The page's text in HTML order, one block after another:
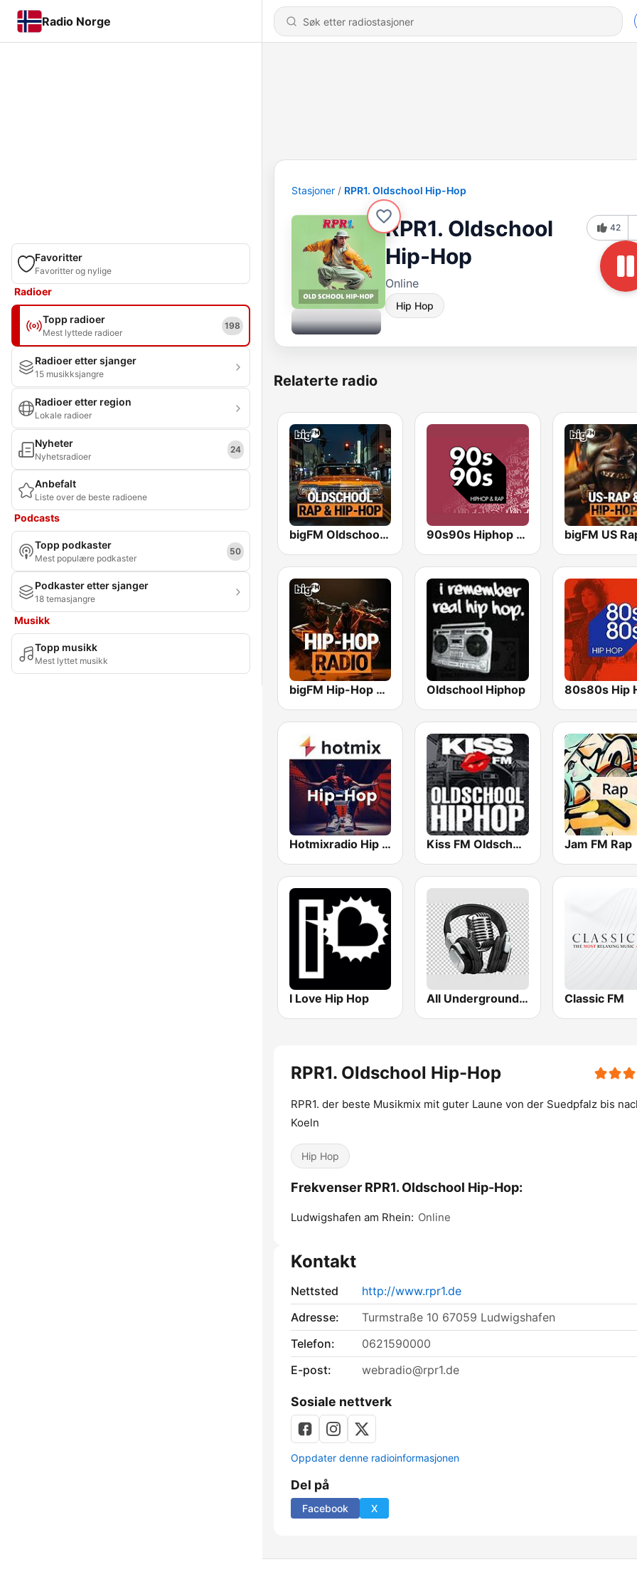
Radio Norge
Favoritter
Favoritter og nylige
Radioer
Topp radioer
Mest lyttede radioer
198
Radioer etter sjanger
15 musikksjangre
Radioer etter region
Lokale radioer
Nyheter
Nyhetsradioer
24
Anbefalt
Liste over de beste radioene
Podcasts
Topp podkaster
Mest populære podkaster
50
Podkaster etter sjanger
18 temasjangre
Musikk
Topp musikk
Mest lyttet musikk
Stasjoner RPR1. Oldschool Hip-Hop
RPR1. Oldschool
Hip-Hop
Online
Hip Hop
42
Relaterte radio
bigFM Oldschool Rap & Hip-Hop 90s90s Hiphop & Rap
bigFM Hip-Hop Radio Oldschool Hiphop 80s80s Hip
Hotmixradio Hip Hop Kiss FM Oldschool Hip Hop Jam FM Rap
I Love Hip Hop All Underground Hip Hop Radio Classic FM
RPR1. Oldschool Hip-Hop
RPR1. der beste Musikmix mit guter Laune von der Suedpfalz bis
Koeln
Hip Hop
Frekvenser RPR1. Oldschool Hip-Hop:
Ludwigshafen am Rhein: Online
Kontakt
Nettsted
http://www.rpr1.de
Adresse:
Turmstraße 10 67059 Ludwigshafen
Telefon:
0621590000
E-post:
webradio@rpr1.de
Sosiale nettverk
Oppdater denne radioinformasjonen
Del på
Facebook X